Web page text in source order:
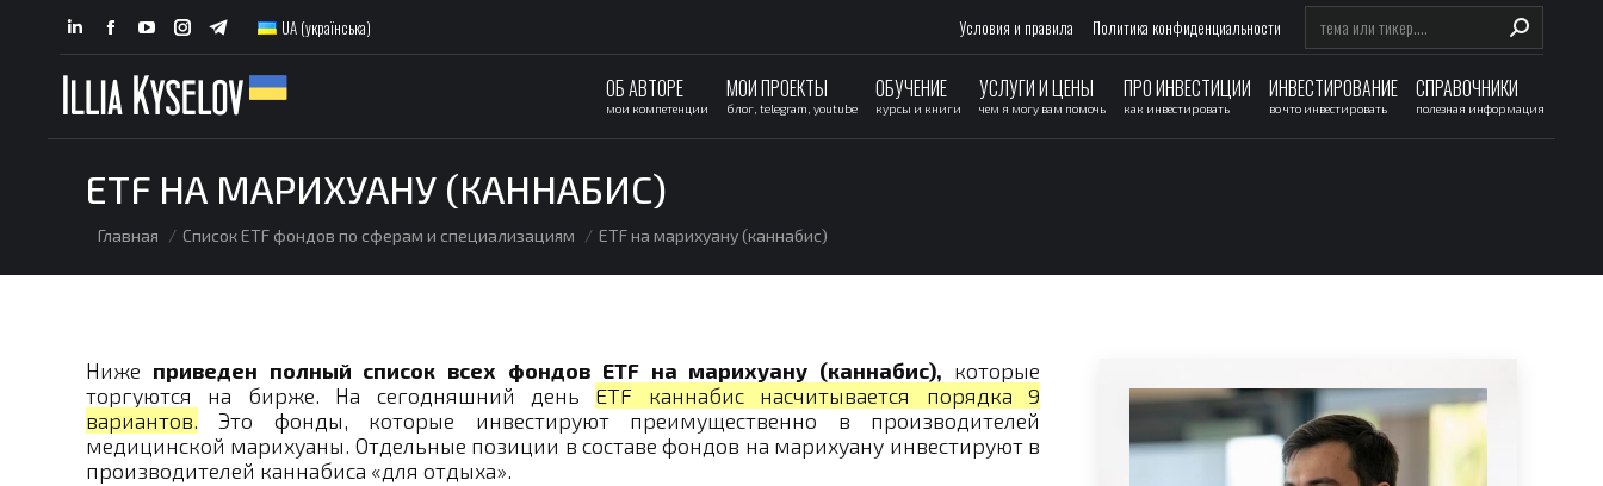
Linkedin
page
opens
in
window
Facebook
page
opens
in
window
YouTube
page
opens
in
window
Instagram
page
opens
in
window
Telegram
page
opens
in
window
UA (українська) Условия и правила Политика конфиденциальности
ОБ АВТОРЕ
мои компетенции
МОИ ПРОЕКТЫ
блог, telegram, youtube
ОБУЧЕНИЕ
курсы и книги
УСЛУГИ И ЦЕНЫ
чем я могу вам помочь
ПРО ИНВЕСТИЦИИ
как инвестировать
ИНВЕСТИРОВАНИЕ
во что инвестировать
СПРАВОЧНИКИ
полезная информация
ETF НА МАРИХУАНУ (КАННАБИС)
Главная Список ETF фондов по сферам и специализациям ETF на марихуану (каннабис)
Ниже приведен полный список всех фондов ETF на марихуану (каннабис), которые
торгуются на бирже. На сегодняшний день ETF каннабис насчитывается порядка 9
вариантов. Это фонды, которые инвестируют преимущественно в производителей
медицинской марихуаны. Отдельные позиции в составе фондов на марихуану инвестируют в
производителей каннабиса «для отдыха».